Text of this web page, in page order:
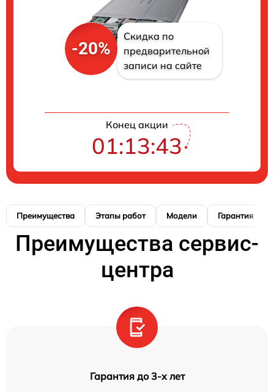
-20%
Скидка по
предварительной
записи на сайте
Конец акции
01:13:42
Преимущества Этапы работ Модели Гарантия
Преимущества сервис-
центра
Гарантия до 3-х лет